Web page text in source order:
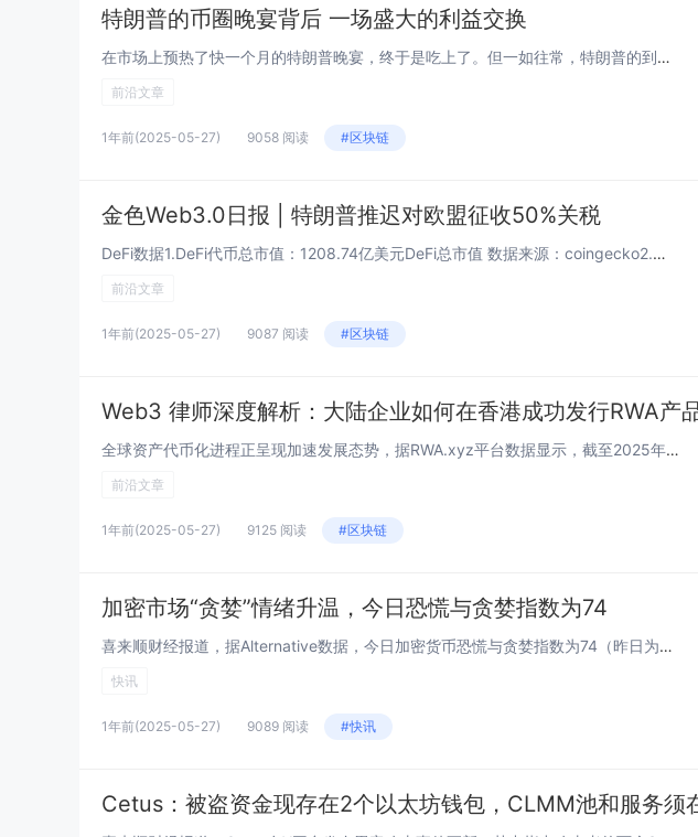
特朗普的币圈晚宴背后 一场盛大的利益交换
在市场上预热了快一个月的特朗普晚宴，终于是吃上了。但一如往常，特朗普的到来仅仅是走个过场，颇有趣味的是，虽然是美国当地举办的晚宴，但华人似乎还是给场子包了一顿饺子，让特朗普也感受到了华人真正的加密影响力。5月22日，晚宴揭开序幕。地点的选择...
前沿文章
1年前(2025-05-27) 9058 阅读 #区块链
金色Web3.0日报 | 特朗普推迟对欧盟征收50%关税
DeFi数据1.DeFi代币总市值：1208.74亿美元DeFi总市值 数据来源：coingecko2.过去24小时去中心化交易所的交易量56亿美元过去24小时去中心化交易所的交易量 数据来源：coingecko3.DeFi中锁定资产：11...
前沿文章
1年前(2025-05-27) 9087 阅读 #区块链
Web3 律师深度解析：大陆企业如何在香港成功发行RWA产
全球资产代币化进程正呈现加速发展态势，据RWA.xyz平台数据显示，截至2025年4月，全球链上RWA资产总价值已突破220亿美元。与此同时，德勤也在研究报告中预测，代币化不动产市场规模将在2035年达到4万亿美元。而在这一波金融创新浪潮中...
前沿文章
1年前(2025-05-27) 9125 阅读 #区块链
加密市场“贪婪”情绪升温，今日恐慌与贪婪指数为74
喜来顺财经报道，据Alternative数据，今日加密货币恐慌与贪婪指数为74（昨日为73），市场“贪婪”情绪升温。 注：恐慌指数阈值为0-100，包含指标：波动性（25%）＋市场交易量（25%）＋社交媒体热度（15%）＋市场调查（15%...
快讯
1年前(2025-05-27) 9089 阅读 #快讯
Cetus：被盗资金现存在2个以太坊钱包，CLMM池和服务须